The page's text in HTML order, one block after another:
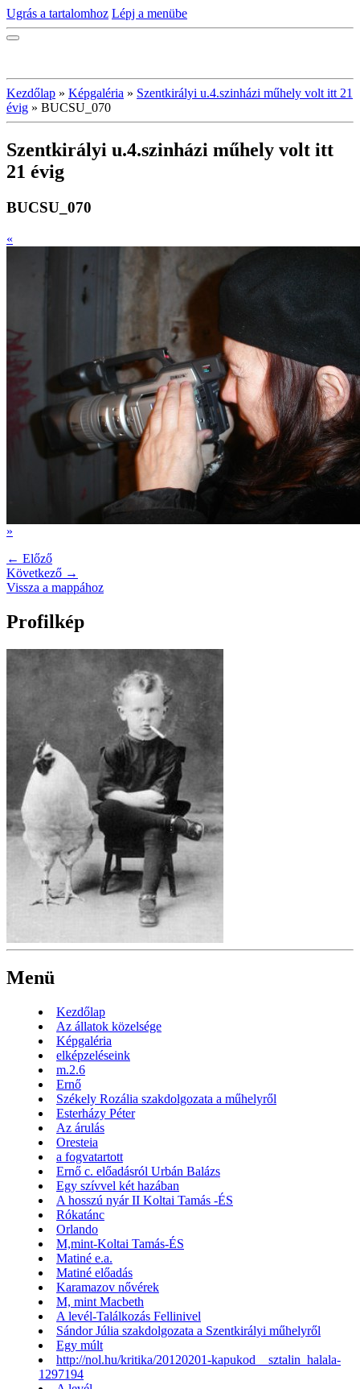
Ugrás a tartalomhoz Lépj a menübe
Kezdőlap » Képgaléria » Szentkirályi u.4.szinházi műhely volt itt 21
évig » BUCSU_070
Szentkirályi u.4.szinházi műhely volt itt
21 évig
BUCSU_070
«
»
← Előző
Következő →
Vissza a mappához
Profilkép
Menü
Kezdőlap
Az állatok közelsége
Képgaléria
elképzeléseink
m.2.6
Ernő
Székely Rozália szakdolgozata a műhelyről
Esterházy Péter
Az árulás
Oresteia
a fogvatartott
Ernő c. előadásról Urbán Balázs
Egy szívvel két hazában
A hosszú nyár II Koltai Tamás -ÉS
Rókatánc
Orlando
M,mint-Koltai Tamás-ÉS
Matiné e.a.
Matiné előadás
Karamazov nővérek
M, mint Macbeth
A levél-Találkozás Fellinivel
Sándor Júlia szakdolgozata a Szentkirályi műhelyről
Egy múlt
http://nol.hu/kritika/20120201-kapukod__sztalin_halala-
1297194